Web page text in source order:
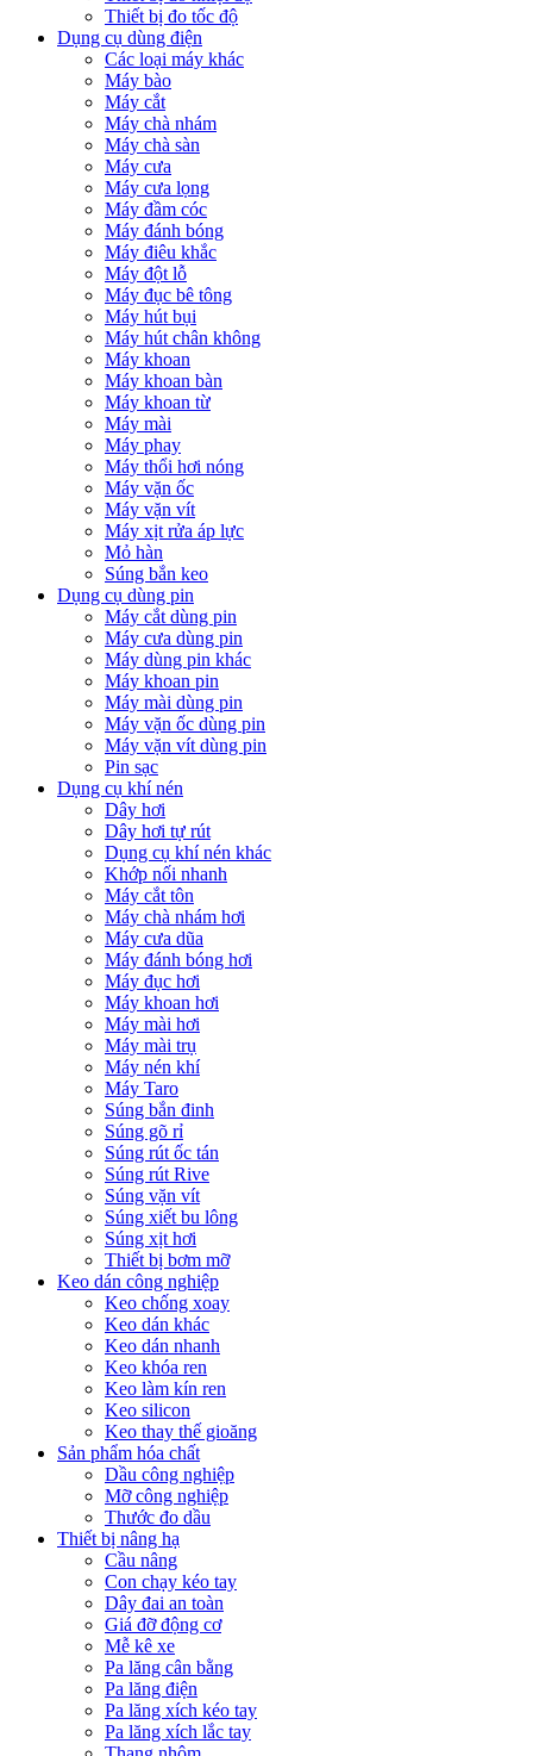
Thiết bị đo tốc độ
Dụng cụ dùng điện
Các loại máy khác
Máy bào
Máy cắt
Máy chà nhám
Máy chà sàn
Máy cưa
Máy cưa lọng
Máy đầm cóc
Máy đánh bóng
Máy điêu khắc
Máy đột lỗ
Máy đục bê tông
Máy hút bụi
Máy hút chân không
Máy khoan
Máy khoan bàn
Máy khoan từ
Máy mài
Máy phay
Máy thổi hơi nóng
Máy vặn ốc
Máy vặn vít
Máy xịt rửa áp lực
Mỏ hàn
Súng bắn keo
Dụng cụ dùng pin
Máy cắt dùng pin
Máy cưa dùng pin
Máy dùng pin khác
Máy khoan pin
Máy mài dùng pin
Máy vặn ốc dùng pin
Máy vặn vít dùng pin
Pin sạc
Dụng cụ khí nén
Dây hơi
Dây hơi tự rút
Dụng cụ khí nén khác
Khớp nối nhanh
Máy cắt tôn
Máy chà nhám hơi
Máy cưa dũa
Máy đánh bóng hơi
Máy đục hơi
Máy khoan hơi
Máy mài hơi
Máy mài trụ
Máy nén khí
Máy Taro
Súng bắn đinh
Súng gõ rỉ
Súng rút ốc tán
Súng rút Rive
Súng vặn vít
Súng xiết bu lông
Súng xịt hơi
Thiết bị bơm mỡ
Keo dán công nghiệp
Keo chống xoay
Keo dán khác
Keo dán nhanh
Keo khóa ren
Keo làm kín ren
Keo silicon
Keo thay thế gioăng
Sản phẩm hóa chất
Dầu công nghiệp
Mỡ công nghiệp
Thước đo dầu
Thiết bị nâng hạ
Cầu nâng
Con chạy kéo tay
Dây đai an toàn
Giá đỡ động cơ
Mễ kê xe
Pa lăng cân bằng
Pa lăng điện
Pa lăng xích kéo tay
Pa lăng xích lắc tay